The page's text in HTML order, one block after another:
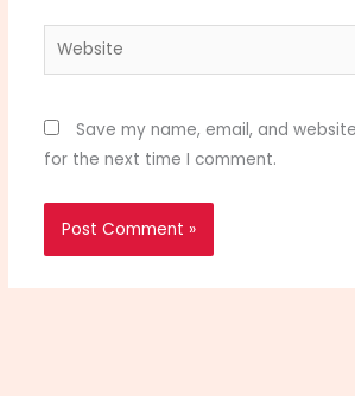
Website
Save my name, email, and
for the next time I comment.